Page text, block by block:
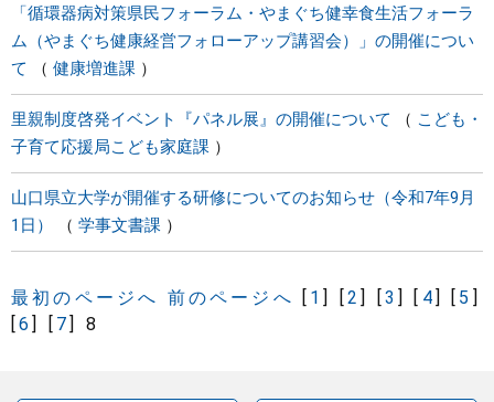
「循環器病対策県民フォーラム・やまぐち健幸食生活フォーラ
ム（やまぐち健康経営フォローアップ講習会）」の開催につい
て
健康増進課
里親制度啓発イベント『パネル展』の開催について
こども・
子育て応援局こども家庭課
山口県立大学が開催する研修についてのお知らせ（令和7年9月
1日）
学事文書課
最初のページへ 前のページへ [ 1] [2] [3] [ 4] [ 5 ]
[6] [ 7] 8